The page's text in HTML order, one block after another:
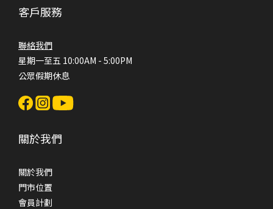
客戶服務
聯絡我們
星期一至五 10:00AM - 5:00PM
公眾假期休息
關於我們
關於我們
門市位置
會員計劃